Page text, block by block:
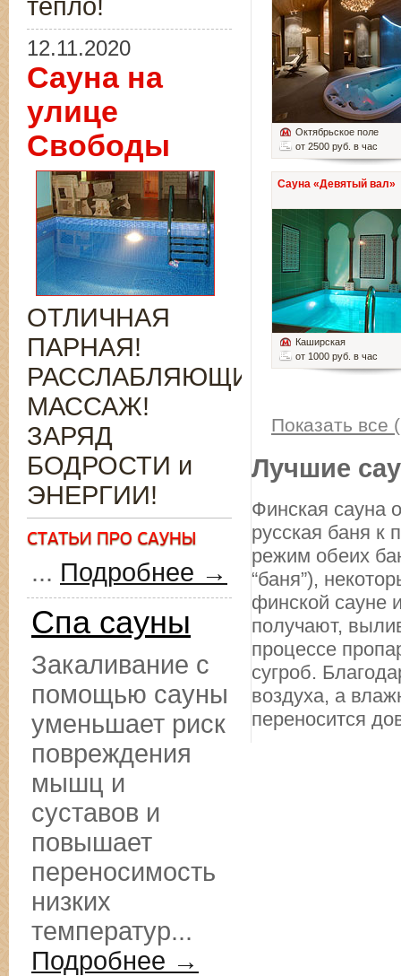
Октябрьское поле
от 2500 руб. в час
Сауна «Девятый вал»
Каширская
от 1000 руб. в час
Показать все
Лучшие
Финская сауна
русская баня к
режим обеих
“баня”),
финской сауне
получают,
процессе
сугроб.
воздуха, а
переносится
тепло!
12.11.2020
Сауна на
улице
Свободы
ОТЛИЧНАЯ
ПАРНАЯ!
РАССЛАБЛЯЮЩИЙ
МАССАЖ!
ЗАРЯД
БОДРОСТИ и
ЭНЕРГИИ!
... Подробнее →
Спа сауны
Закаливание с
помощью сауны
уменьшает риск
повреждения
мышц и
суставов и
повышает
переносимость
низких
температур...
Подробнее →